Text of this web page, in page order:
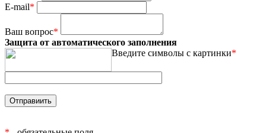
E-mail*
Ваш вопрос*
Защита от автоматического заполнения
Введите символы с картинки*